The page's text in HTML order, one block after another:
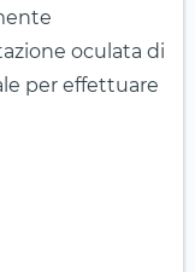
oculata di
per effettuare